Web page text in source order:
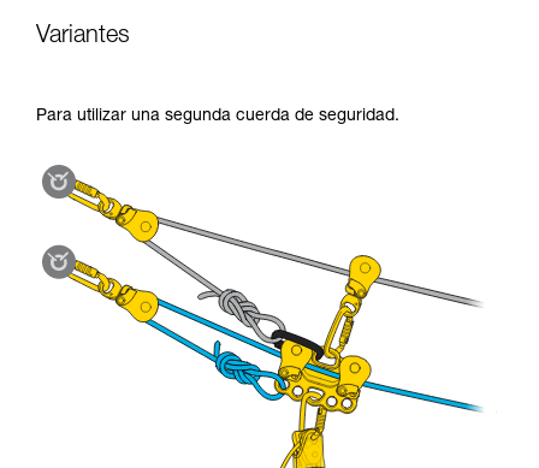
Variantes
Para utilizar una segunda cuerda de seguridad.